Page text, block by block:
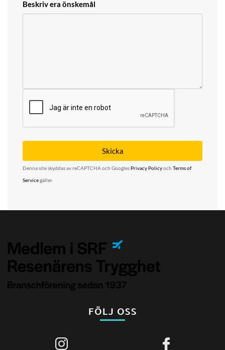
Beskriv era önskemål
Denna site skyddas av reCAPTCHA och Googles Privacy Policyoch Terms of
Servicegäller.
FÖLJ OSS